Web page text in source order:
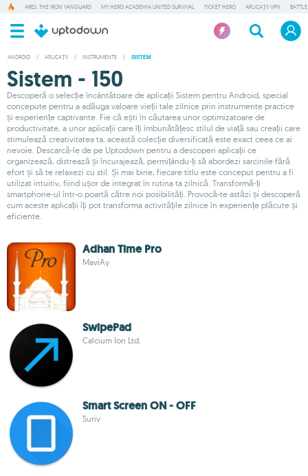
ARES: THE IRON VANGUARD MY HERO ACADEMIA UNITED SURVIVAL TICKET HERO APLICAȚII VPN
ANDROID / APLICAȚII / INSTRUMENTE / SISTEM
Sistem - 150
Descoperă o selecție încântătoare de aplicații Sistem pentru Android, special
concepute pentru a adăuga valoare vieții tale zilnice prin instrumente practice
și experiențe captivante. Fie că ești în căutarea unor optimizatoare de
productivitate, a unor aplicații care îți îmbunătățesc stilul de viață sau creații care
stimulează creativitatea ta, această colecție diversificată este exact ceea ce ai
nevoie. Descarcă-le de pe Uptodown pentru a descoperi aplicații ce
organizează, distrează și încurajează, permițându-ți să abordezi sarcinile fără
efort și să te relaxezi cu stil. Și mai bine, fiecare titlu este conceput pentru a fi
utilizat intuitiv, fiind ușor de integrat în rutina ta zilnică. Transformă-ți
smartphone-ul într-o poartă către noi posibilități. Provocă-te astăzi și descoperă
cum aceste aplicații îți pot transforma activitățile zilnice în experiențe plăcute și
eficiente.
Adhan Time Pro
MaviAy
SwipePad
Calcium Ion Ltd.
Smart Screen ON - OFF
Suriv